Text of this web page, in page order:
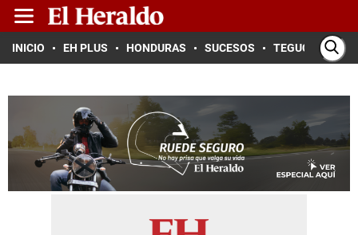
INICIO EH PLUS HONDURAS SUCESOS TEGUCIGALPA